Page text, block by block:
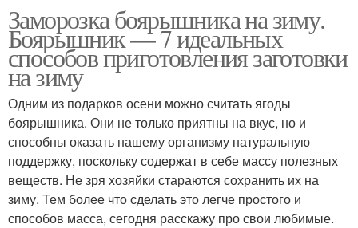
Заморозка боярышника на зиму.
Боярышник — 7 идеальных
способов приготовления заготовки
на зиму
Одним из подарков осени можно считать ягоды
боярышника. Они не только приятны на вкус, но и
способны оказать нашему организму натуральную
поддержку, поскольку содержат в себе массу полезных
веществ. Не зря хозяйки стараются сохранить их на
зиму. Тем более что сделать это легче простого и
способов масса, сегодня расскажу про свои любимые.